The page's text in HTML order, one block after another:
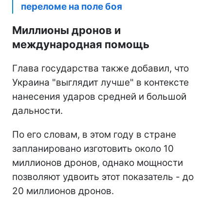
переломе на поле боя
Миллионы дронов и
международная помощь
Глава государства также добавил, что
Украина "выглядит лучше" в контексте
нанесения ударов средней и большой
дальности.
По его словам, в этом году в стране
запланировано изготовить около 10
миллионов дронов, однако мощности
позволяют удвоить этот показатель - до
20 миллионов дронов.